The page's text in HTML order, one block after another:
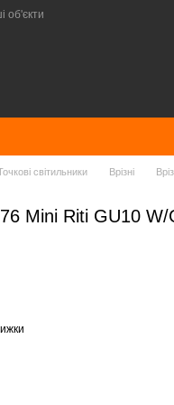
об'єкти
світильники Врізні
Mini Riti GU10 W/